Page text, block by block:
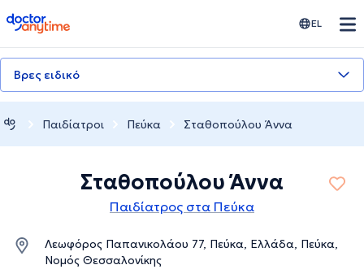
doctoranytime EL
Βρες ειδικό
Παιδίατροι Πεύκα Σταθοπούλου Άννα
Σταθοπούλου Άννα
Παιδίατρος στα Πεύκα
Λεωφόρος Παπανικολάου 77, Πεύκα, Ελλάδα, Πεύκα,
Νομός Θεσσαλονίκης